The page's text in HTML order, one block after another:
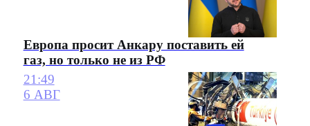
Европа просит Анкару поставить ей
газ, но только не из РФ
21:49
6 АВГ